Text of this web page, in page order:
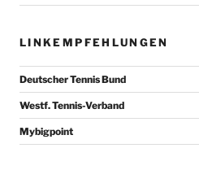
LINKEMPFEHLUNGEN
Deutscher Tennis Bund
Westf. Tennis-Verband
Mybigpoint